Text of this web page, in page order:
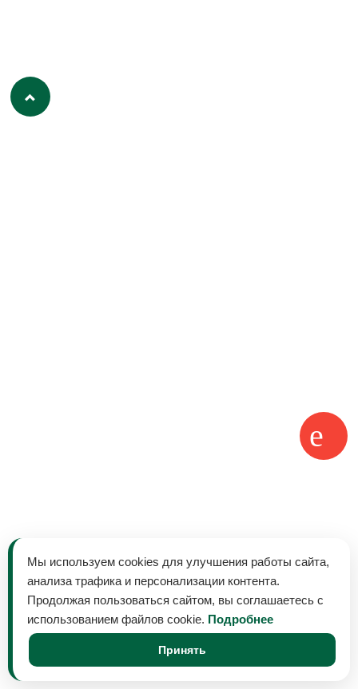
Мы используем cookies для улучшения работы сайта,
анализа трафика и персонализации контента.
Продолжая пользоваться сайтом, вы соглашаетесь с
использованием файлов cookie. Подробнее
Принять